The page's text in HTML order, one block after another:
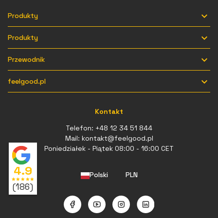
Produkty 
Produkty 
Przewodnik 
feelgood.pl 
Kontakt
Telefon: +48 12 34 51 844
Mail: kontakt@feelgood.pl
Poniedziałek - Piątek 08:00 - 16:00 CET
Polski PLN
4.9
starstar star starstar
(186)